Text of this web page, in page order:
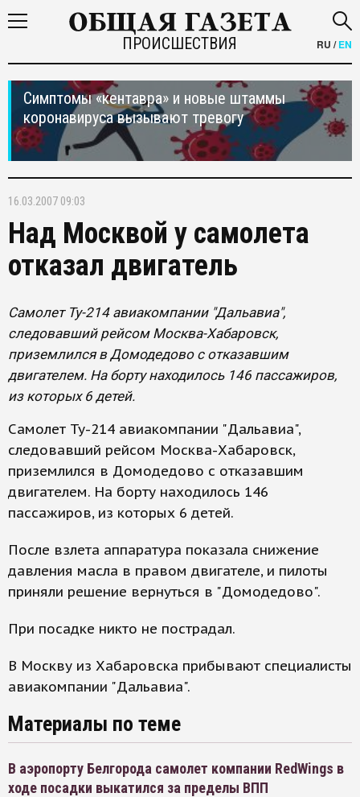
ПРОИСШЕСТВИЯ RU /EN
Симптомы «кентавра» и новые штаммы
коронавируса вызывают тревогу
16.03.2007 09:03
Над Москвой у самолета
отказал двигатель
Самолет Ту-214 авиакомпании "Дальавиа",
следовавший рейсом Москва-Хабаровск,
приземлился в Домодедово с отказавшим
двигателем. На борту находилось 146 пассажиров,
из которых 6 детей.
Самолет Ту-214 авиакомпании "Дальавиа",
следовавший рейсом Москва-Хабаровск,
приземлился в Домодедово с отказавшим
двигателем. На борту находилось 146
пассажиров, из которых 6 детей.
После взлета аппаратура показала снижение
давления масла в правом двигателе, и пилоты
приняли решение вернуться в "Домодедово".
При посадке никто не пострадал.
В Москву из Хабаровска прибывают специалисты
авиакомпании "Дальавиа".
Материалы по теме
В аэропорту Белгорода самолет компании RedWings в
ходе посадки выкатился за пределы ВПП